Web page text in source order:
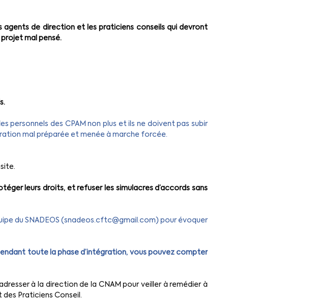
agents de direction et les praticiens conseils qui devront
mal pensé.
personnels des CPAM non plus et ils ne doivent pas subir
mal préparée et menée à marche forcée.
leurs droits, et refuser les simulacres d’accords sans
du SNADEOS (snadeos.cftc@gmail.com) pour évoquer
toute la phase d’intégration, vous pouvez compter
à la direction de la CNAM pour veiller à remédier à
Praticiens Conseil.